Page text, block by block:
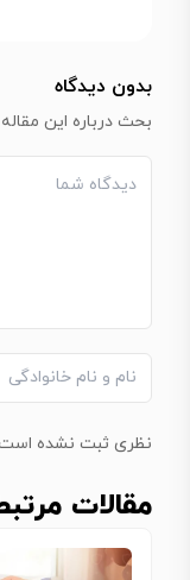
بدون دیدگاه
بحث درباره این
نظری ثبت نشده
مقالات